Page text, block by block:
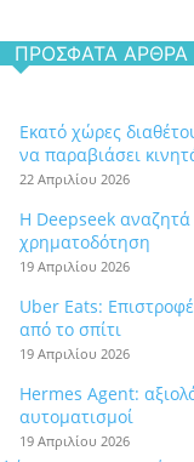
ΠΡΌΣΦΑΤΑ ΆΡΘΡΑ
Εκατό χώρες
να παραβιάσει
22 Απριλίου 2026
Η Deepseek
χρηματοδότηση
19 Απριλίου 2026
Uber Eats:
από το σπίτι
19 Απριλίου 2026
Hermes Agent:
αυτοματισμοί
19 Απριλίου 2026